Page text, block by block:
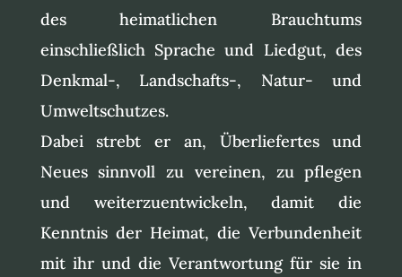
des heimatlichen Brauchtums
einschließlich Sprache und Liedgut, des
Denkmal-, Landschafts-, Natur- und
Umweltschutzes.
Dabei strebt er an, Überliefertes und
Neues sinnvoll zu vereinen, zu pflegen
und weiterzuentwickeln, damit die
Kenntnis der Heimat, die Verbundenheit
mit ihr und die Verantwortung für sie in